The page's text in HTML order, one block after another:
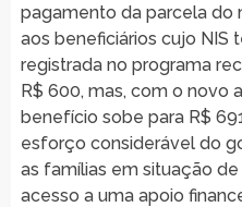
pagamento da parcela do
aos beneficiários cujo NIS
registrada no programa
R$ 600, mas, com o novo
benefício sobe para R$
esforço considerável do
as famílias em situação
acesso a uma apoio